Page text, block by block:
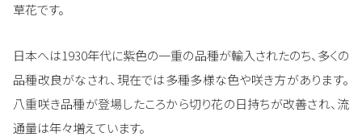
草花です。
日本へは1930年代に紫色の一重の品種が輸入されたのち、多くの
品種改良がなされ、現在では多種多様な色や咲き方があります。
八重咲き品種が登場したころから切り花の日持ちが改善され、流
通量は年々増えています。